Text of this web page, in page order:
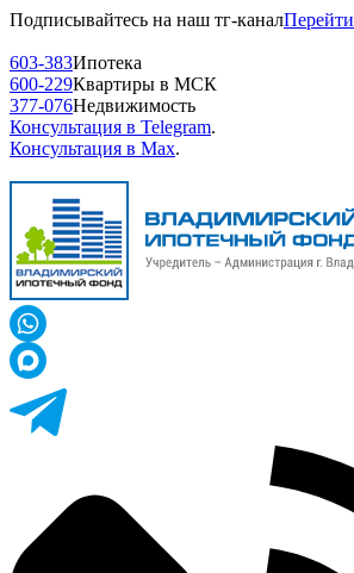
Подписывайтесь на наш тг-каналПерейти
603-383Ипотека
600-229Квартиры в МСК
377-076Недвижимость
Консультация в Telegram.
Консультация в Max.